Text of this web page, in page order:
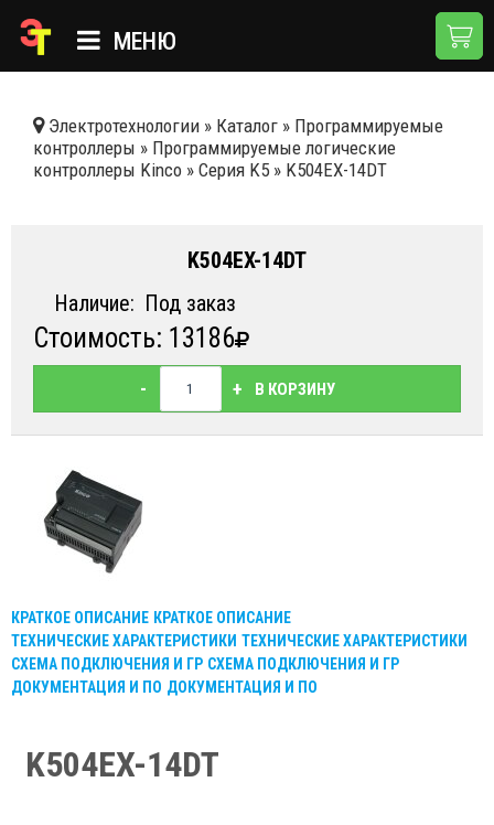
МЕНЮ
КАТАЛОГ
НОВОСТИ
ДОСТАВКА И ОПЛАТА
КОНТАКТЫ
Электротехнологии » Каталог » Программируемые
контроллеры » Программируемые логические
контроллеры Kinсo » Серия K5 » K504EX-14DT
K504EX-14DT
Наличие: Под заказ
Стоимость: 13186
- + В КОРЗИНУ
КРАТКОЕ ОПИСАНИЕ КРАТКОЕ ОПИСАНИЕ
ТЕХНИЧЕСКИЕ ХАРАКТЕРИСТИКИ ТЕХНИЧЕСКИЕ ХАРАКТЕРИСТИКИ
СХЕМА ПОДКЛЮЧЕНИЯ И ГР СХЕМА ПОДКЛЮЧЕНИЯ И ГР
ДОКУМЕНТАЦИЯ И ПО ДОКУМЕНТАЦИЯ И ПО
K504EX-14DT